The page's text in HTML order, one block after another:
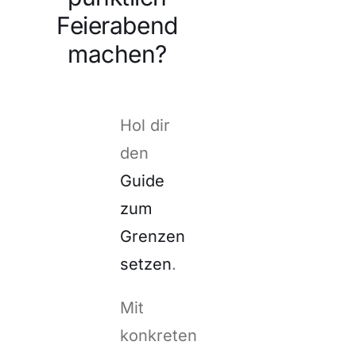
Feierabend
machen?
Hol dir
den
Guide
zum
Grenzen
setzen.
Mit
konkreten